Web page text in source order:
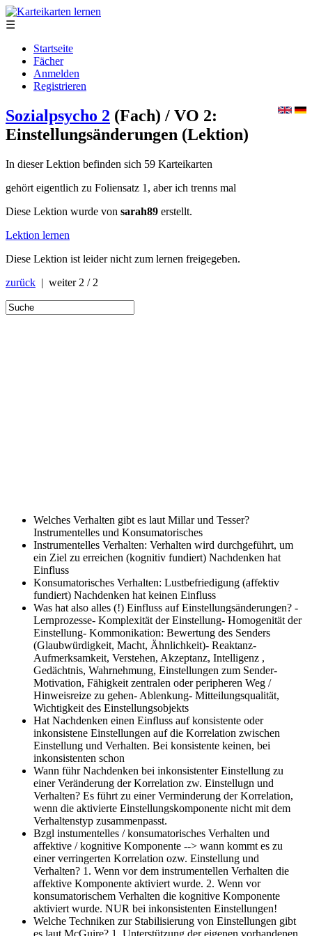
☰
Startseite
Fächer
Anmelden
Registrieren
Sozialpsycho 2 (Fach) / VO 2:
Einstellungsänderungen (Lektion)
In dieser Lektion befinden sich 59 Karteikarten
gehört eigentlich zu Foliensatz 1, aber ich trenns mal
Diese Lektion wurde von sarah89 erstellt.
Lektion lernen
Diese Lektion ist leider nicht zum lernen freigegeben.
zurück | weiter 2 / 2
Welches Verhalten gibt es laut Millar und Tesser?
Instrumentelles und Konsumatorisches
Instrumentelles Verhalten: Verhalten wird durchgeführt, um
ein Ziel zu erreichen (kognitiv fundiert) Nachdenken hat
Einfluss
Konsumatorisches Verhalten: Lustbefriedigung (affektiv
fundiert) Nachdenken hat keinen Einfluss
Was hat also alles (!) Einfluss auf Einstellungsänderungen? -
Lernprozesse- Komplexität der Einstellung- Homogenität der
Einstellung- Kommonikation: Bewertung des Senders
(Glaubwürdigkeit, Macht, Ähnlichkeit)- Reaktanz-
Aufmerksamkeit, Verstehen, Akzeptanz, Intelligenz ,
Gedächtnis, Wahrnehmung, Einstellungen zum Sender-
Motivation, Fähigkeit zentralen oder peripheren Weg /
Hinweisreize zu gehen- Ablenkung- Mitteilungsqualität,
Wichtigkeit des Einstellungsobjekts
Hat Nachdenken einen Einfluss auf konsistente oder
inkonsistene Einstellungen auf die Korrelation zwischen
Einstellung und Verhalten. Bei konsistente keinen, bei
inkonsistenten schon
Wann führ Nachdenken bei inkonsistenter Einstellung zu
einer Veränderung der Korrelation zw. Einstellugn und
Verhalten? Es führt zu einer Verminderung der Korrelation,
wenn die aktivierte Einstellungskomponente nicht mit dem
Verhaltenstyp zusammenpasst.
Bzgl instumentelles / konsumatorisches Verhalten und
affektive / kognitive Komponente --> wann kommt es zu
einer verringerten Korrelation ozw. Einstellung und
Verhalten? 1. Wenn vor dem instrumentellen Verhalten die
affektive Komponente aktiviert wurde. 2. Wenn vor
konsumatorischem Verhalten die kognitive Komponente
aktiviert wurde. NUR bei inkonsistenten Einstellungen!
Welche Techniken zur Stabilisierung von Einstellungen gibt
es laut McGuire? 1. Unterstützung der eigenen vorhandenen